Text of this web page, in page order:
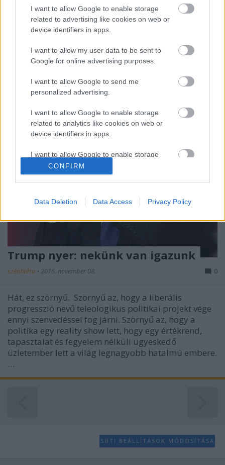
I want to allow Google to enable storage
related to advertising like cookies on web or
device identifiers in apps.
I want to allow my user data to be sent to
Google for online advertising purposes.
I want to allow Google to send me
personalized advertising.
I want to allow Google to enable storage
related to analytics like cookies on web or
device identifiers in apps.
I want to allow Google to enable storage
related to functionality of the website or app.
related to personalization.
related to security, including authentication
functionality and fraud prevention, and other
user protection.
CONFIRM
Data Deletion Data Access Privacy Policy
Azért ez a minimum. Senki se könnyebbüljön meg.
Azok akik azt hiszik, hogy a liberális progresszió
nyert most tévednek. Ami itt történt az az, hogy az
amerikaik választhattak a szokásos és a szokatlan
rossz között és az előbbit választották. A liberális
progresszió nevű teleologikus politikai…
Trump nyer: nekünk van igazunk
szénhidra • 2016. november 08. 0
Hát, ez szörnyű. Szörnyű az, hogy a liberális
progresszió nevű teleologikus politikai projekt vége
ennyi szenvedéssel fog járni. Szörnyű az, hogy a
politika egy reality show lett, hogy egy értékrend,
tapasztalat és fegyelem nélküli ügyeskedő
üzletember lett a világ legnagyobb hatalmú embere.
…
SÜTI BEÁLLÍTÁSOK MÓDOSÍTÁSA